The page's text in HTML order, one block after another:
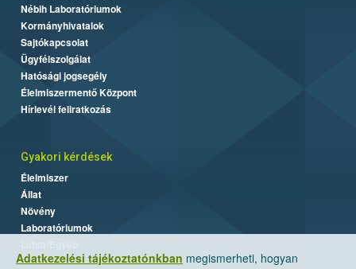
Adatkezelési tájékoztatónkban megismerheti, hogyan
Nébih Laboratóriumok
Kormányhivatalok
Sajtókapcsolat
Ügyfélszolgálat
Hatósági jogsegély
Élelmiszermentő Központ
Hírlevél feliratkozás
Gyakori kérdések
Élelmiszer
Állat
Növény
Laboratóriumok